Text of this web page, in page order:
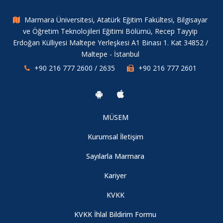
Xamarin ve Android Mobil Uygulama Söyleşi
08.08.2026
2018/2019 Dönemi Öğrenci Oryantasyon Programı
Marmara Üniversitesi, Atatürk Eğitim Fakültesi, Bilgisayar
ve Öğretim Teknolojileri Eğitimi Bölümü, Recep Tayyip
Erdoğan Külliyesi Maltepe Yerleşkesi A1 Binası 1. Kat 34852 /
Maltepe - İstanbul
+90 216 777 2600 / 2635
+90 216 777 2601
MÜSEM
Kurumsal İletişim
Sayılarla Marmara
Kariyer
KVKK
KVKK İhlal Bildirim Formu